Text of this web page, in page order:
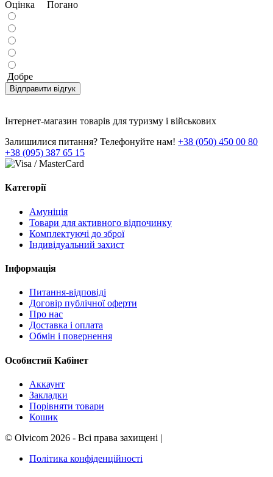
Оцінка Погано
Добре
Відправити відгук
Інтернет-магазин товарів для туризму і військових
Залишилися питання? Телефонуйте нам! +38 (050) 450 00 80
+38 (095) 387 65 15
Категорії
Амуніція
Товари для активного відпочинку
Комплектуючі до зброї
Індивідуальний захист
Інформація
Питання-відповіді
Договір публічної оферти
Про нас
Доставка і оплата
Обмін і повернення
Особистий Кабінет
Аккаунт
Закладки
Порівняти товари
Кошик
© Olvicom 2026 - Всі права захищені |
Політика конфіденційності